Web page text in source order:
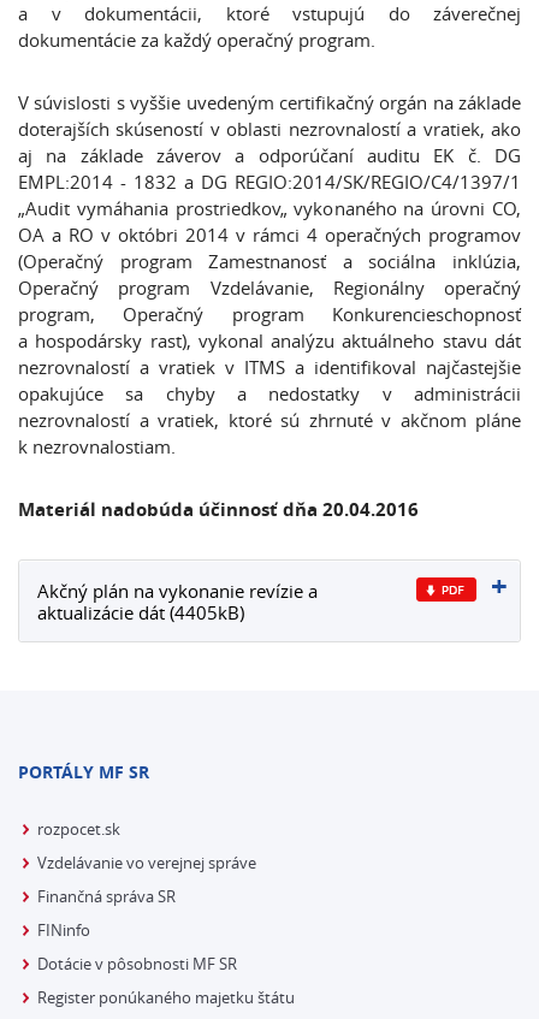
a v dokumentácii, ktoré vstupujú do záverečnej
dokumentácie za každý operačný program.
V súvislosti s vyššie uvedeným certifikačný orgán na základe
doterajších skúseností v oblasti nezrovnalostí a vratiek, ako
aj na základe záverov a odporúčaní auditu EK č. DG
EMPL:2014 - 1832 a DG REGIO:2014/SK/REGIO/C4/1397/1
„Audit vymáhania prostriedkov„ vykonaného na úrovni CO,
OA a RO v októbri 2014 v rámci 4 operačných programov
(Operačný program Zamestnanosť a sociálna inklúzia,
Operačný program Vzdelávanie, Regionálny operačný
program, Operačný program Konkurencieschopnosť
a hospodársky rast), vykonal analýzu aktuálneho stavu dát
nezrovnalostí a vratiek v ITMS a identifikoval najčastejšie
opakujúce sa chyby a nedostatky v administrácii
nezrovnalostí a vratiek, ktoré sú zhrnuté v akčnom pláne
k nezrovnalostiam.
Materiál nadobúda účinnosť dňa 20.04.2016
Akčný plán na vykonanie revízie a
aktualizácie dát (4405kB)
PORTÁLY MF SR
rozpocet.sk
Vzdelávanie vo verejnej správe
Finančná správa SR
FINinfo
Dotácie v pôsobnosti MF SR
Register ponúkaného majetku štátu